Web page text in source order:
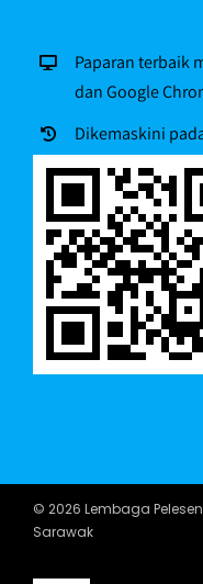
Paparan terbaik
dan Google
Dikemaskini
© 2026 Lembaga
Sarawak